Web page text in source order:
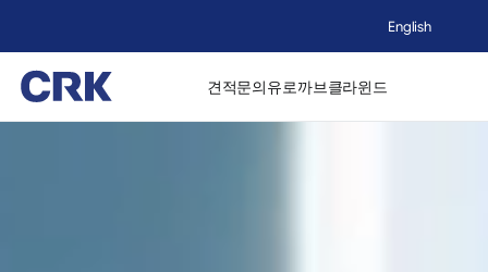
English
견적문의유로까브클라윈드